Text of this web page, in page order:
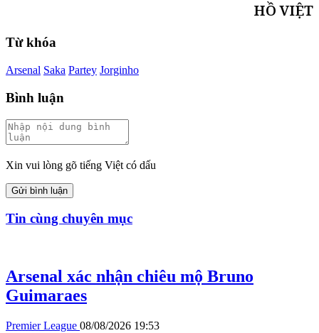
HỒ VIỆT
Từ khóa
Arsenal Saka Partey Jorginho
Bình luận
Xin vui lòng gõ tiếng Việt có dấu
Gửi bình luận
Tin cùng chuyên mục
Arsenal xác nhận chiêu mộ Bruno
Guimaraes
Premier League 08/08/2026 19:53